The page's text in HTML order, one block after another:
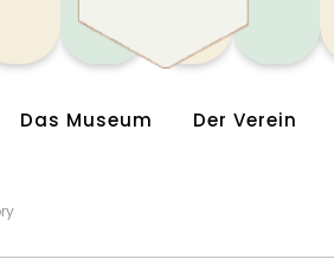
Das Museum Der Verein